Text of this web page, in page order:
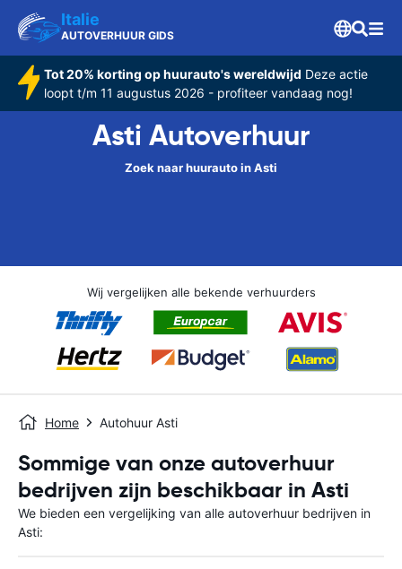
Italie
AUTOVERHUUR GIDS
Tot 20% korting op huurauto's wereldwijd Deze actie
loopt t/m 11 augustus 2026 - profiteer vandaag nog!
Asti Autoverhuur
Zoek naar huurauto in Asti
Wij vergelijken alle bekende verhuurders
Home Autohuur Asti
Sommige van onze autoverhuur
bedrijven zijn beschikbaar in Asti
We bieden een vergelijking van alle autoverhuur bedrijven in
Asti: